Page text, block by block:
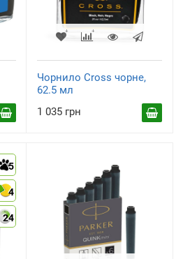
Чорнило Cross чорне,
62.5 мл
1 035 грн
5
4
24